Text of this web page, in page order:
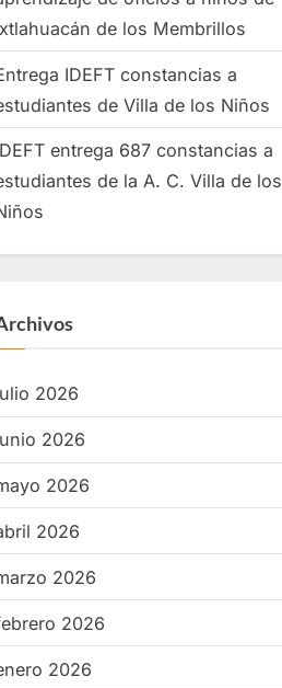
de los Membrillos
IDEFT constancias a
de Villa de los Niños
entrega 687 constancias a
de la A. C. Villa de los
2026
2026
2026
2026
2026
2026
2026